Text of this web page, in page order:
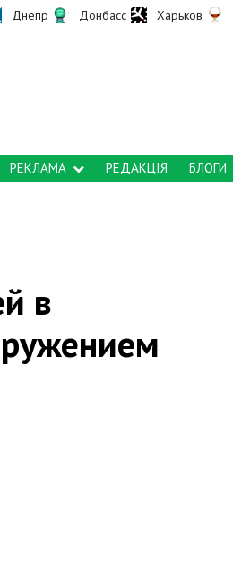
Днепр Донбасс Харьков
РЕКЛАМА РЕДАКЦІЯ БЛОГИ
в